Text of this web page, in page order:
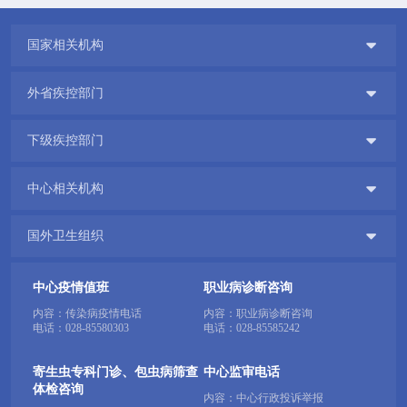
国家相关机构 
外省疾控部门 
下级疾控部门 
中心相关机构 
国外卫生组织 
中心疫情值班
内容：传染病疫情电话
电话： 028-85580303
职业病诊断咨询
内容：职业病诊断咨询
电话： 028-85585242
寄生虫专科门诊、包虫病筛查
体检咨询
中心监审电话
内容：中心行政投诉举报